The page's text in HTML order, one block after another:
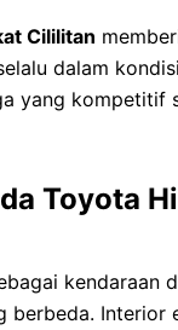
Cililitan
dalam
yang kompetitif
Toyota
kendaraan
berbeda.